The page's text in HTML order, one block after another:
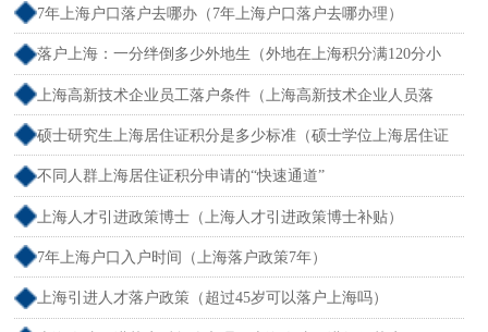
7年上海户口落户去哪办（7年上海户口落户去哪办理）
落户上海：一分绊倒多少外地生（外地在上海积分满120分小
孩可以考上海大学吗）
上海高新技术企业员工落户条件（上海高新技术企业人员落
户）
硕士研究生上海居住证积分是多少标准（硕士学位上海居住证
积分）
不同人群上海居住证积分申请的“快速通道”
上海人才引进政策博士（上海人才引进政策博士补贴）
7年上海户口入户时间（上海落户政策7年）
上海引进人才落户政策（超过45岁可以落户上海吗）